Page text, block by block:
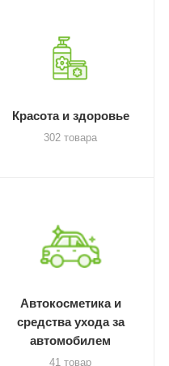
Красота и здоровье
302 товара
Автокосметика и
средства ухода за
автомобилем
41 товар